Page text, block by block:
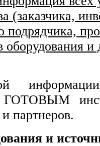
(заказчика,
подрядчика,
оборудования и
партнеров.
и